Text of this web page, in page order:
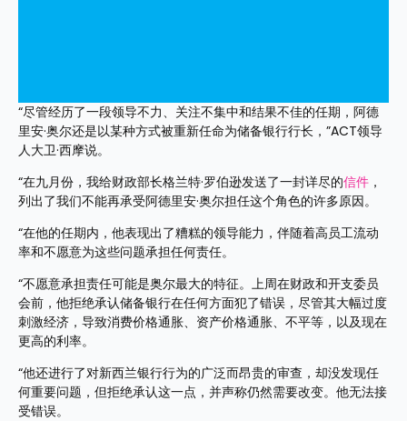
“尽管经历了一段领导不力、关注不集中和结果不佳的任期，阿德
里安·奥尔还是以某种方式被重新任命为储备银行行长，”ACT领导
人大卫·西摩说。
“在九月份，我给财政部长格兰特·罗伯逊发送了一封详尽的信件 ，
列出了我们不能再承受阿德里安·奥尔担任这个角色的许多原因。
“在他的任期内，他表现出了糟糕的领导能力，伴随着高员工流动
率和不愿意为这些问题承担任何责任。
“不愿意承担责任可能是奥尔最大的特征。上周在财政和开支委员
会前，他拒绝承认储备银行在任何方面犯了错误，尽管其大幅过度
刺激经济，导致消费价格通胀、资产价格通胀、不平等，以及现在
更高的利率。
“他还进行了对新西兰银行行为的广泛而昂贵的审查，却没发现任
何重要问题，但拒绝承认这一点，并声称仍然需要改变。他无法接
受错误。